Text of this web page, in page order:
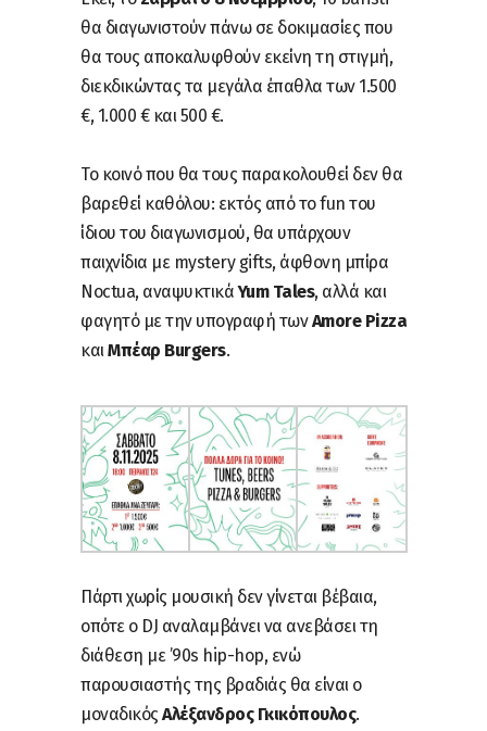
θα διαγωνιστούν πάνω σε δοκιμασίες που
θα τους αποκαλυφθούν εκείνη τη στιγμή,
διεκδικώντας τα μεγάλα έπαθλα των 1.500
€, 1.000 € και 500 €.
Το κοινό που θα τους παρακολουθεί δεν θα
βαρεθεί καθόλου: εκτός από το fun του
ίδιου του διαγωνισμού, θα υπάρχουν
παιχνίδια με mystery gifts, άφθονη μπίρα
Noctua, αναψυκτικάYum Tales, αλλά και
φαγητό με την υπογραφή τωνAmore Pizza
και Μπέαρ Burgers.
Πάρτι χωρίς μουσική δεν γίνεται βέβαια,
οπότε ο DJ αναλαμβάνει να ανεβάσει τη
διάθεση με ’90s hip-hop, ενώ
παρουσιαστής της βραδιάς θα είναι ο
μοναδικός Αλέξανδρος Γκικόπουλος.